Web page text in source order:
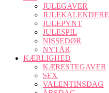
JULEGAVER
JULEKALENDERE
JULEPYNT
JULESPIL
NISSEDØR
NYTÅR
KÆRLIGHED
KÆRESTEGAVER
SEX
VALENTINSDAG